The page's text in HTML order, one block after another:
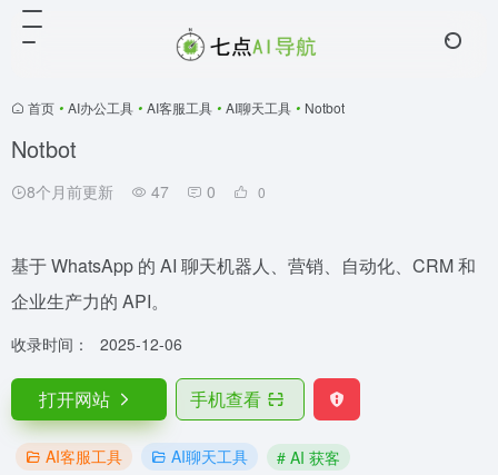
首页 • AI办公工具 • AI客服工具 • AI聊天工具 • Notbot
Notbot
8个月前更新 47 0 0
基于 WhatsApp 的 AI 聊天机器人、营销、自动化、CRM 和
企业生产力的 API。
收录时间： 2025-12-06
打开网站 手机查看
AI客服工具 AI聊天工具
# AI 获客